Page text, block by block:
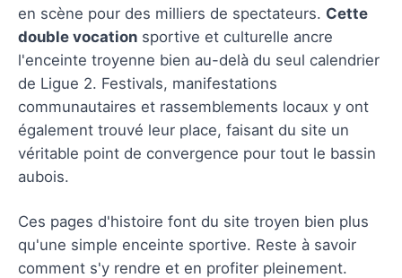
en scène pour des milliers de spectateurs. Cette
double vocation sportive et culturelle ancre
l'enceinte troyenne bien au-delà du seul calendrier
de Ligue 2. Festivals, manifestations
communautaires et rassemblements locaux y ont
également trouvé leur place, faisant du site un
véritable point de convergence pour tout le bassin
aubois.
Ces pages d'histoire font du site troyen bien plus
qu'une simple enceinte sportive. Reste à savoir
comment s'y rendre et en profiter pleinement.